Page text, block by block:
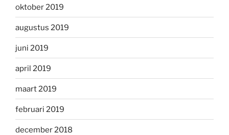
oktober 2019
augustus 2019
juni 2019
april 2019
maart 2019
februari 2019
december 2018